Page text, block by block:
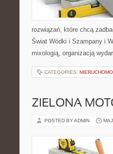
rozwiązań, które chcą
Świat Wódki i Szampany i
mixologią, organizacją
CATEGORIES:
ZIELONA
POSTED BY ADMIN